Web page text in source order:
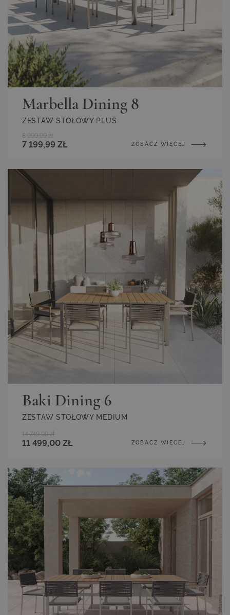
Marbella Dining 8
ZESTAW STOŁOWY PLUS
7 199,99 ZŁ
8 999,99 zł
ZOBACZ WIĘCEJ
Baki Dining 6
ZESTAW STOŁOWY MEDIUM
11 499,00 ZŁ
14 749,99 zł
ZOBACZ WIĘCEJ